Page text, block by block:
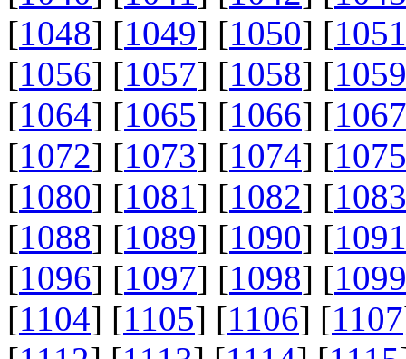
[1048] [1049] [1050] [1051
[1056] [1057] [1058] [1059
[1064] [1065] [1066] [1067
[1072] [1073] [1074] [1075
[1080] [1081] [1082] [1083
[1088] [1089] [1090] [1091
[1096] [1097] [1098] [1099
[1104] [1105] [1106] [1107